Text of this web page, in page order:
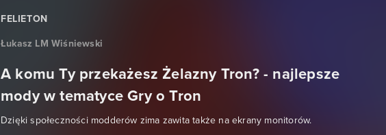
FELIETON
Łukasz LM Wiśniewski
A komu Ty przekażesz Żelazny Tron? - najlepsze
mody w tematyce Gry o Tron
Dzięki społeczności modderów zima zawita także na ekrany monitorów.